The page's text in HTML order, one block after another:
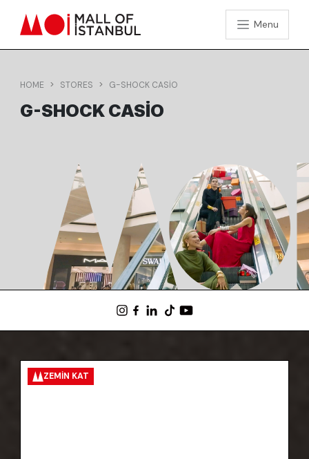
Menu
HOME STORES G-SHOCK CASIO
G-SHOCK CASIO
ZEMIN KAT